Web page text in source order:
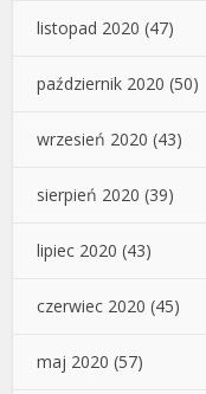
listopad 2020 (47)
październik 2020 (50)
wrzesień 2020 (43)
sierpień 2020 (39)
lipiec 2020 (43)
czerwiec 2020 (45)
maj 2020 (57)